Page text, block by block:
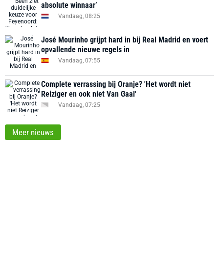
absolute winnaar’
Vandaag, 08:25
José Mourinho grijpt hard in bij Real Madrid en voert
opvallende nieuwe regels in
Vandaag, 07:55
Complete verrassing bij Oranje? 'Het wordt niet
Reiziger en ook niet Van Gaal'
Vandaag, 07:25
Meer nieuws